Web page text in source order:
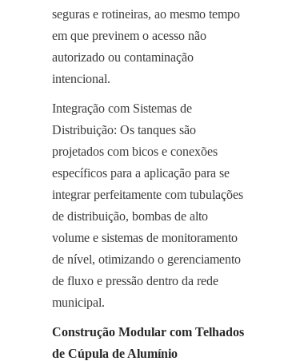
seguras e rotineiras, ao mesmo tempo
em que previnem o acesso não
autorizado ou contaminação
intencional.
Integração com Sistemas de
Distribuição: Os tanques são
projetados com bicos e conexões
específicos para a aplicação para se
integrar perfeitamente com tubulações
de distribuição, bombas de alto
volume e sistemas de monitoramento
de nível, otimizando o gerenciamento
de fluxo e pressão dentro da rede
municipal.
Construção Modular com Telhados
de Cúpula de Alumínio